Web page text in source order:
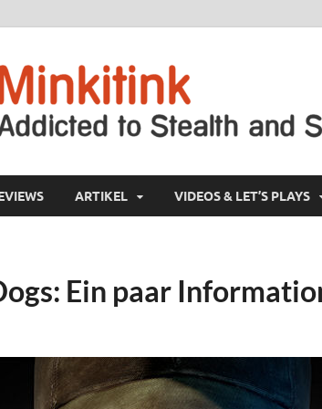
ARTIKEL VIDEOS & LET’S PLAYS
Ein paar